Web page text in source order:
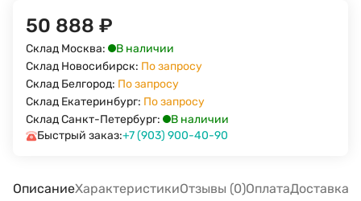
50 888 ₽
Склад Москва:
В наличии
Склад Новосибирск: По запросу
Склад Белгород: По запросу
Склад Екатеринбург: По запросу
Склад Санкт-Петербург:
В наличии
Быстрый заказ:+7 (903) 900-40-90
ОписаниеХарактеристикиОтзывы (0)ОплатаДоставка